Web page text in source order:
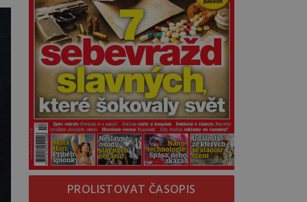
PROLISTOVAT ČASOPIS